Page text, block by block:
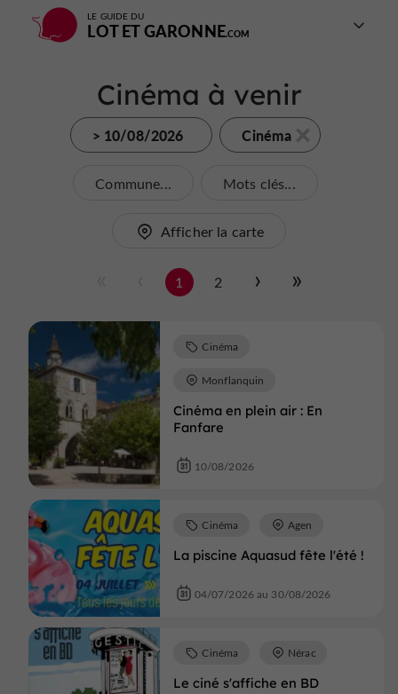
LE GUIDE DU
LOT ET GARONNE
Cinéma à venir
> 10/08/2026 Cinéma
Commune... Mots clés...
Afficher la carte
1 2
Cinéma en plein air : En
Fanfare
Cinéma
Monflanquin
10/08/2026
La piscine Aquasud fête l'été !
Cinéma Agen
04/07/2026 au 30/08/2026
Le ciné s'affiche en BD
Cinéma Nérac